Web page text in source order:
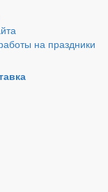
на праздники